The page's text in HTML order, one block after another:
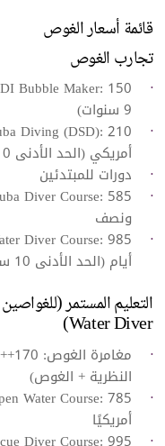
قائمة أسعار الغوص
تجارب الغوص
9 سنوات)
أمريكي (الحد الأدنى 10 سنوات)
دورات للمبتدئين
ونصف
أيام (الحد الأدنى 10 سنوات)
Water Diver)
النظرية + الغوص)
أمريكيًا